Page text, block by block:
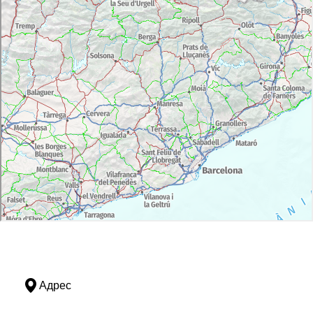
Билеты поступают в продажу задолго до
мероприятия. Вы можете приобрести билеты на
один день или несколько дней— есть разные
варианты. Также вы можете приобрести
абонементы и билетыпремиум-класса, дающие
ряд преимуществ, таких как приоритетный вход на
территорию фестиваля по ускоренной очереди,
доступ в эксклюзивную зону с баром и другими
услугами, бесплатная парковка при
предварительном бронировании, а также доступ в
премиальную зону с приподнятой платформой,
обеспечивающей лучший обзор во время
концертов. Билеты можно приобрести на
официальном веб-сайте фестиваля.
Адрес